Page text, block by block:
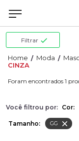
Filtrar
Moda
CINZA
1
Você filtrou por: Cor:
Tamanho: GG